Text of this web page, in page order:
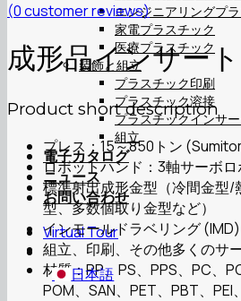
エンジニアリングプ
家電プラスチック
医療プラスチック
装飾と組立
プラスチック印刷
プラスチック溶接
プラスチックインサー
組立
電子カタログ
ニュース
お問い合わせ
Virtual Tour
日本語
(0customer reviews)
成形品インサー
Product short description
プレス：15～850トン
ロボットハンド：3軸サーボ
標準射出成形金型（冷間金型/
型、多数個取り金型など）
インモールドラベリング (IMD)
組立、印刷、その他多くのサ
材質：PP、PS、PPS、PC、
POM、SAN、PET、PBT、PEI